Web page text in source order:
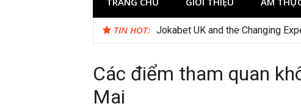
TIN HOT: Jokabet UK and the Changing
Các điểm tham quan
Mai